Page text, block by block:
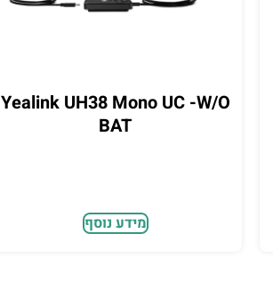
Yealink UH38 Mono UC -W/O
BAT
מידע נוסף